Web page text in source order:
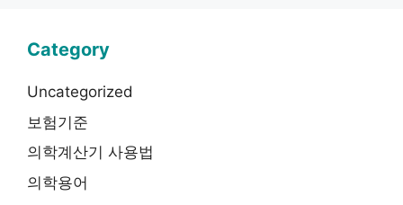
Category
Uncategorized
보험기준
의학계산기 사용법
의학용어